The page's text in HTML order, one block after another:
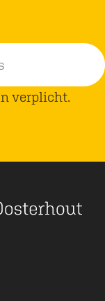
r
p
verplicht.